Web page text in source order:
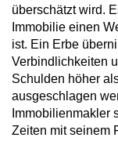
überschätzt wird.
Immobilie einen
ist. Ein Erbe
Verbindlichkeiten
Schulden höher
ausgeschlagen
Immobilienmakler
Zeiten mit seinem